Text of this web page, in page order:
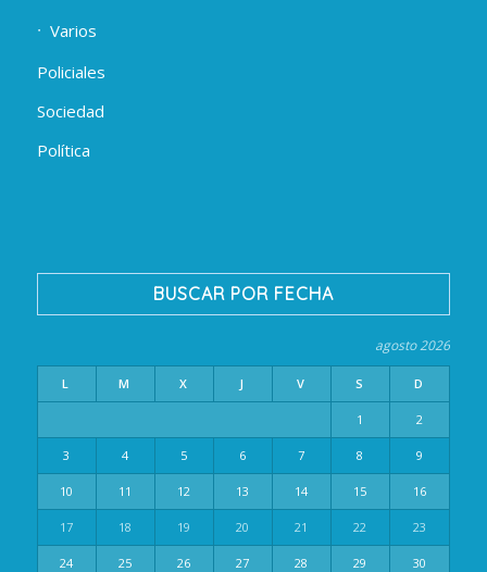
Varios
Policiales
Sociedad
Política
BUSCAR POR FECHA
agosto 2026
L M X J V S D
1 2
3 4 5 6 7 8 9
10 11 12 13 14 15 16
17 18 19 20 21 22 23
24 25 26 27 28 29 30